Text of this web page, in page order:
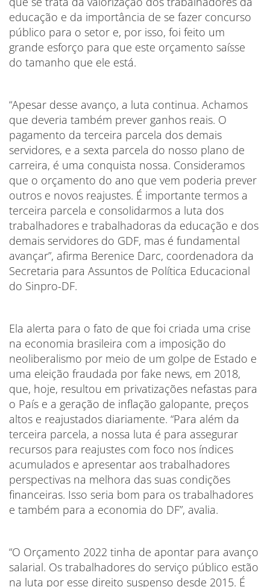
educação e da importância de se fazer concurso
público para o setor e, por isso, foi feito um
grande esforço para que este orçamento saísse
do tamanho que ele está.
“Apesar desse avanço, a luta continua. Achamos
que deveria também prever ganhos reais. O
pagamento da terceira parcela dos demais
servidores, e a sexta parcela do nosso plano de
carreira, é uma conquista nossa. Consideramos
que o orçamento do ano que vem poderia prever
outros e novos reajustes. É importante termos a
terceira parcela e consolidarmos a luta dos
trabalhadores e trabalhadoras da educação e dos
demais servidores do GDF, mas é fundamental
avançar”, afirma Berenice Darc, coordenadora da
Secretaria para Assuntos de Política Educacional
do Sinpro-DF.
Ela alerta para o fato de que foi criada uma crise
na economia brasileira com a imposição do
neoliberalismo por meio de um golpe de Estado e
uma eleição fraudada por fake news, em 2018,
que, hoje, resultou em privatizações nefastas para
o País e a geração de inflação galopante, preços
altos e reajustados diariamente. “Para além da
terceira parcela, a nossa luta é para assegurar
recursos para reajustes com foco nos índices
acumulados e apresentar aos trabalhadores
perspectivas na melhora das suas condições
financeiras. Isso seria bom para os trabalhadores
e também para a economia do DF”, avalia.
“O Orçamento 2022 tinha de apontar para avanço
salarial. Os trabalhadores do serviço público estão
na luta por esse direito suspenso desde 2015. É